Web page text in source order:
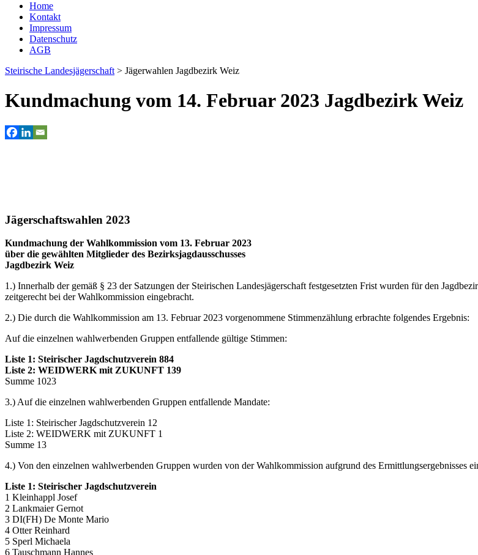
Home
Kontakt
Impressum
Datenschutz
AGB
Steirische Landesjägerschaft > Jägerwahlen Jagdbezirk Weiz
Kundmachung vom 14. Februar 2023 Jagdbezirk Weiz
Jägerschaftswahlen 2023
Kundmachung der Wahlkommission vom 13. Februar 2023
über die gewählten Mitglieder des Bezirksjagdausschusses
Jagdbezirk Weiz
1.) Innerhalb der gemäß § 23 der Satzungen der Steirischen Landesjägerschaft festgesetzten Frist wurden für den
zeitgerecht bei der Wahlkommission eingebracht.
2.) Die durch die Wahlkommission am 13. Februar 2023 vorgenommene Stimmenzählung erbrachte folgendes Ergebnis:
Auf die einzelnen wahlwerbenden Gruppen entfallende gültige Stimmen:
Liste 1: Steirischer Jagdschutzverein 884
Liste 2: WEIDWERK mit ZUKUNFT 139
Summe 1023
3.) Auf die einzelnen wahlwerbenden Gruppen entfallende Mandate:
Liste 1: Steirischer Jagdschutzverein 12
Liste 2: WEIDWERK mit ZUKUNFT 1
Summe 13
4.) Von den einzelnen wahlwerbenden Gruppen wurden von der Wahlkommission aufgrund des Ermittlungsergebnisses
Liste 1: Steirischer Jagdschutzverein
1 Kleinhappl Josef
2 Lankmaier Gernot
3 DI(FH) De Monte Mario
4 Otter Reinhard
5 Sperl Michaela
6 Tauschmann Hannes